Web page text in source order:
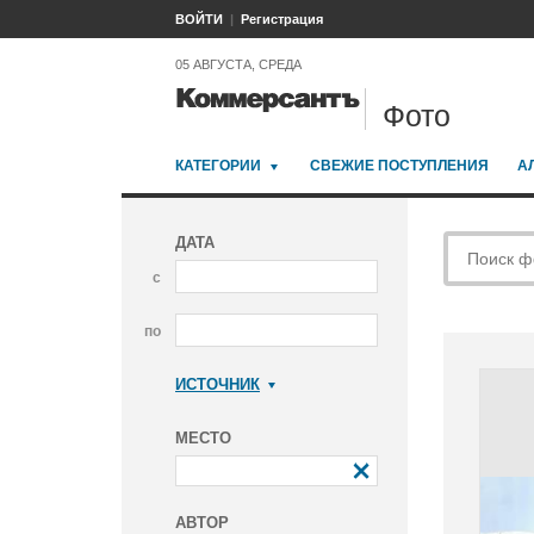
ВОЙТИ Регистрация
05 АВГУСТА, СРЕДА
Фото
КАТЕГОРИИ СВЕЖИЕ ПОСТУПЛЕНИЯ
ДАТА
с
по
ИСТОЧНИК
МЕСТО
АВТОР